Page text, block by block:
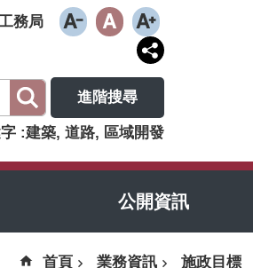
務局
進階搜尋
建築 道路 區域開發
公開資訊
首頁 業務資訊 施政目標